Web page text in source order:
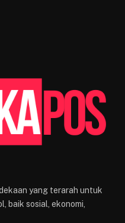
yang terarah untuk
baik sosial, ekonomi,